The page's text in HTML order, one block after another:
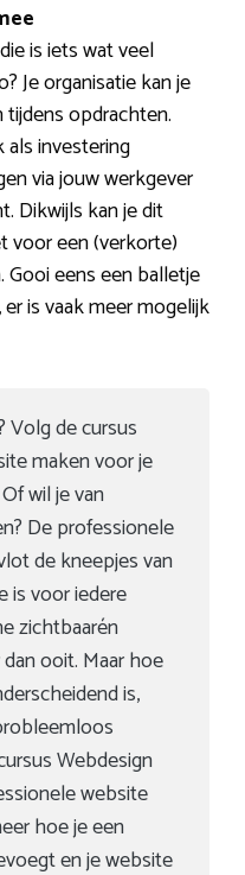
is iets wat veel
Je organisatie kan je
opdrachten.
investering
via jouw werkgever
Dikwijls kan je dit
voor een (verkorte)
eens een balletje
is vaak meer mogelijk
de cursus
maken voor je
wil je van
De professionele
de kneepjes van
is voor iedere
zichtbaarén
ooit. Maar hoe
is,
Webdesign
website
hoe je een
en je website